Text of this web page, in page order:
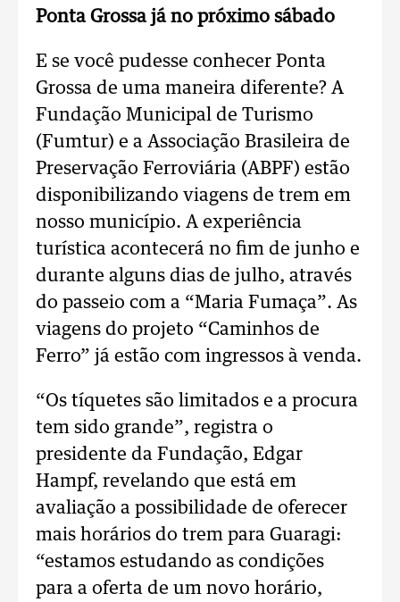
Ponta Grossa já no próximo sábado
E se você pudesse conhecer Ponta
Grossa de uma maneira diferente? A
Fundação Municipal de Turismo
(Fumtur) e a Associação Brasileira de
Preservação Ferroviária (ABPF) estão
disponibilizando viagens de trem em
nosso município. A experiência
turística acontecerá no fim de junho e
durante alguns dias de julho, através
do passeio com a “Maria Fumaça”. As
viagens do projeto “Caminhos de
Ferro” já estão com ingressos à venda.
“Os tíquetes são limitados e a procura
tem sido grande”, registra o
presidente da Fundação, Edgar
Hampf, revelando que está em
avaliação a possibilidade de oferecer
mais horários do trem para Guaragi:
“estamos estudando as condições
para a oferta de um novo horário,